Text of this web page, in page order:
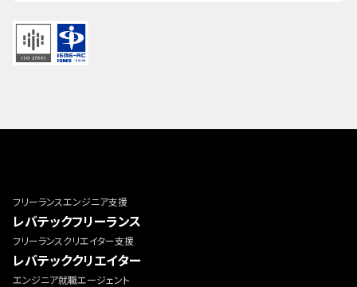
フリーランスエンジニア支援
レバテックフリーランス
フリーランスクリエイター支援
レバテッククリエイター
エンジニア就職エージェント